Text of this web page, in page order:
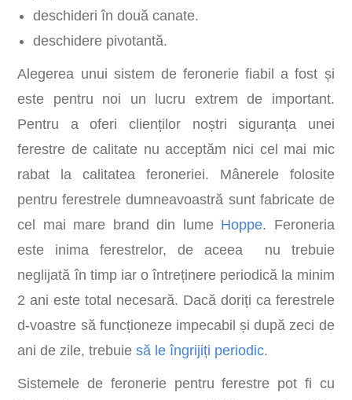
deschideri în două canate.
deschidere pivotantă.
Alegerea unui sistem de feronerie fiabil a fost și
este pentru noi un lucru extrem de important.
Pentru a oferi clienților noștri siguranța unei
ferestre de calitate nu acceptăm nici cel mai mic
rabat la calitatea feroneriei. Mânerele folosite
pentru ferestrele dumneavoastră sunt fabricate de
cel mai mare brand din lume Hoppe. Feroneria
este inima ferestrelor, de aceea nu trebuie
neglijată în timp iar o întreținere periodică la minim
2 ani este total necesară. Dacă doriți ca ferestrele
d-voastre să funcționeze impecabil și după zeci de
ani de zile, trebuiesă le îngrijiți periodic.
Sistemele de feronerie pentru ferestre pot fi cu